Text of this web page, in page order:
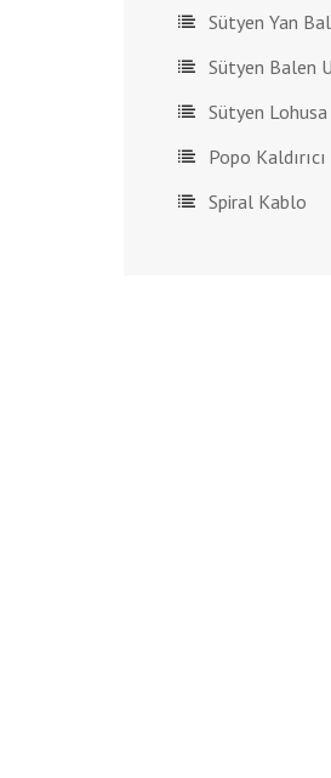
Sütyen Yan
Sütyen Balen
Sütyen Lohusa
Popo Kaldırıcı
Spiral Kablo